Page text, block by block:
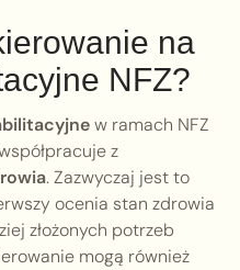
na
NFZ?
w ramach NFZ
z
. Zazwyczaj jest to
ocenia stan zdrowia
złożonych potrzeb
mogą również